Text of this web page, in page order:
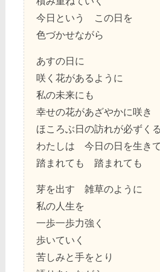
今日という この日を
色づかせながら
あすの日に
咲く花があるように
私の未来にも
幸せの花があざやかに咲き
ほころぶ日の訪れが必ずく
わたしは 今日の日を生きて
踏まれても 踏まれても
芽を出す 雑草のように
私の人生を
一歩一歩力強く
歩いていく
苦しみと手をとり